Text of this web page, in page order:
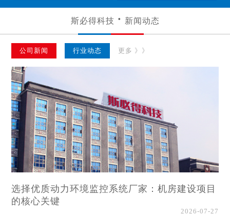
斯必得科技 新闻动态
公司新闻 行业动态 更多 》》
选择优质动力环境监控系统厂家：机房建设项目
的核心关键
2026-07-27